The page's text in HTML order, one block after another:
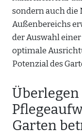
sondern auch
Außenbereichs
der Auswahl
optimale
Potenzial des
Überlegen
Garten